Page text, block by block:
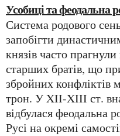
Усобиці та феодальна
Система родового сеньйорату не завжди могла
запобігти
князів часто
старших братів, що
збройних конфліктів
трон. У XII-XIII ст.
відбулася феодальна
Русі на окремі